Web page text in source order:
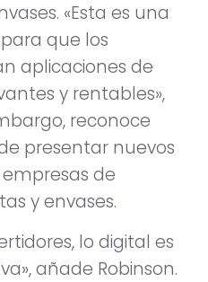
«Esta es una
que los
aplicaciones de
y rentables»,
reconoce
presentar nuevos
de
y envases.
lo digital es
añade Robinson.